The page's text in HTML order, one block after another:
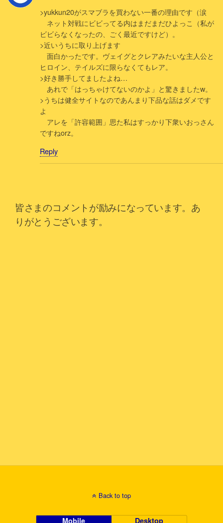
>yukkun20がスマブラを買わない一番の理由です（涙
ネット対戦にビビってる内はまだまだひよっこ（私が
ビビらなくなったの、ごく最近ですけど）。
>近いうちに取り上げます
面白かったです。ヴェイグとクレアみたいな主人公と
ヒロイン、テイルズに限らなくてもレア。
>好き勝手してましたよね…
あれで「はっちゃけてないのかよ」と驚きましたw。
>うちは健全サイトなのであんまり下品な話はダメです
よ
アレを「許容範囲」思た私はすっかり下衆いおっさん
ですねorz。
Reply
皆さまのコメントが励みになっています。あ
りがとうございます。
Back to top
Mobile Desktop